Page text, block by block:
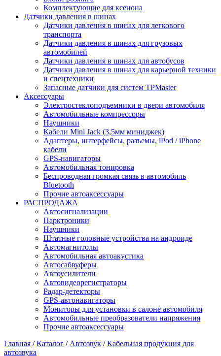
Комплектующие для ксенона
Датчики давления в шинах
Датчики давления в шинах для легкового
транспорта
Датчики давления в шинах для грузовых
автомобилей
Датчики давления в шинах для автобусов
Датчики давления в шинах для карьерной техники
и спецтехники
Запасные датчики для систем TPMaster
Аксессуары
Электростеклоподъемники в двери автомобиля
Автомобильные компрессоры
Наушники
Кабели Mini Jack (3,5мм миниджек)
Адаптеры, интерфейсы, разъемы, iPod / iPhone
кабели
GPS-навигаторы
Автомобильная тонировка
Беспроводная громкая связь в автомобиль
Bluetooth
Прочие автоаксессуары
РАСПРОДАЖА
Автосигнализации
Парктроники
Наушники
Штатные головные устройства на андроиде
Автомагнитолы
Автомобильная автоакустика
Автосабвуферы
Автоусилители
Автовидеорегистраторы
Радар-детекторы
GPS-автонавигаторы
Мониторы для установки в салоне автомобиля
Автомобильные преобразователи напряжения
Прочие автоаксессуары
Главная /Каталог / Автозвук /Кабельная продукция для
автозвука